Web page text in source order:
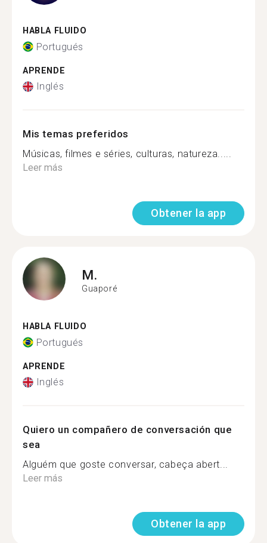
HABLA FLUIDO
Portugués
APRENDE
Inglés
Mis temas preferidos
Músicas, filmes e séries, culturas, natureza.....
Leer más
Obtener la app
M.
Guaporé
HABLA FLUIDO
Portugués
APRENDE
Inglés
Quiero un compañero de conversación que
sea
Alguém que goste conversar, cabeça abert...
Leer más
Obtener la app